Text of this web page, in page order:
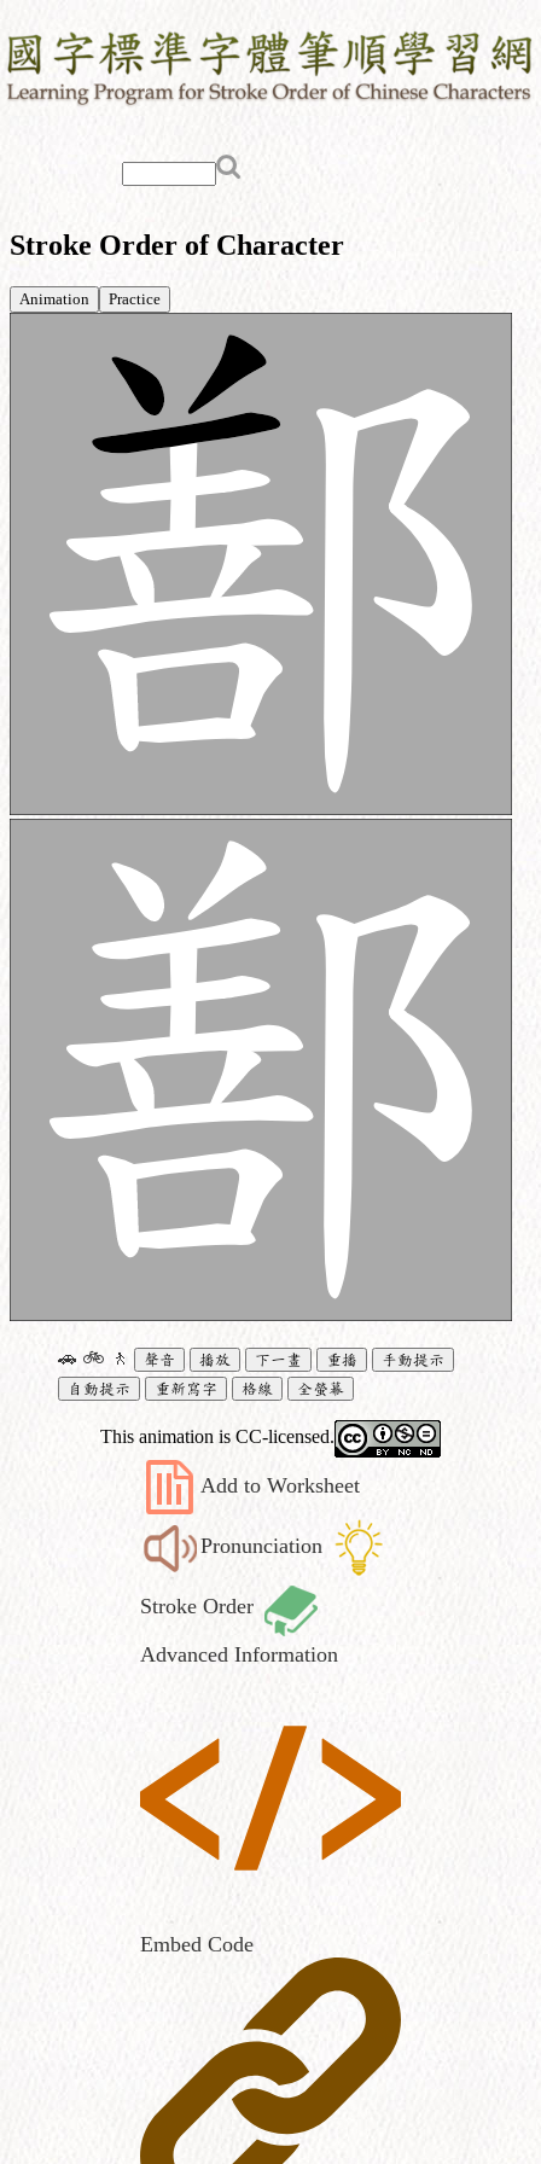
Stroke Order of Character
Animation Practice
🚗 🚲 🚶 聲音 播放 下一畫 重播
手動提示
自動提示
重新寫字 格線 全螢幕
This animation is CC-licensed.
Add to Worksheet
Pronunciation
Stroke Order
Advanced Information
Embed Code